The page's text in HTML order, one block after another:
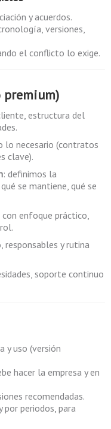
y acuerdos.
versiones,
el conflicto lo exige.
premium)
estructura del
lo necesario (contratos
clave).
: definimos la
se mantiene, qué se
enfoque práctico,
responsables y rutina
soporte continuo
y uso (versión
hacer la empresa y en
recomendadas.
por periodos, para